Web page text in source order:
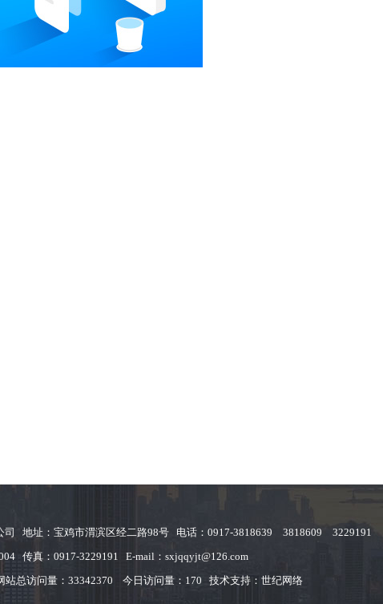
司 地址：宝鸡市渭滨区经二路98号 电话：0917-3818639 3818609 3229191
传真：0917-3229191 E-mail：sxjqqyjt@126.com
站总访问量：33342370 今日访问量：170 技术支持： 世纪网络